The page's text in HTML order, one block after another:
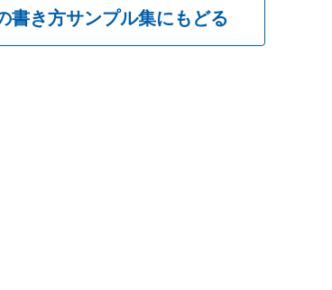
書き方サンプル集にもどる